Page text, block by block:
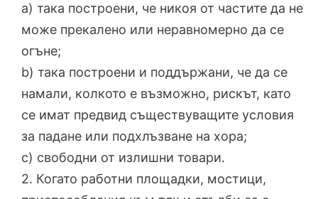
a) така построени, че никоя от частите да не
може прекалено или неравномерно да се
огъне;
b) така построени и поддържани, че да се
намали, колкото е възможно, рискът, като
се имат предвид съществуващите условия
за падане или подхлъзване на хора;
c) свободни от излишни товари.
2. Когато работни площадки, мостици,